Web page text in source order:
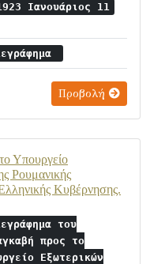
Ιανουάριος 11
Προβολή
Υπουργείο
Ρουμανικής
Κυβέρνησης.
του
προς το
Εξωτερικών